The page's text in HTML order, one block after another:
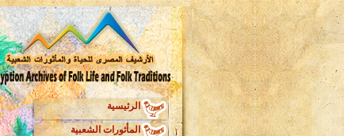
الرئيسية
المأثورات الشعبية